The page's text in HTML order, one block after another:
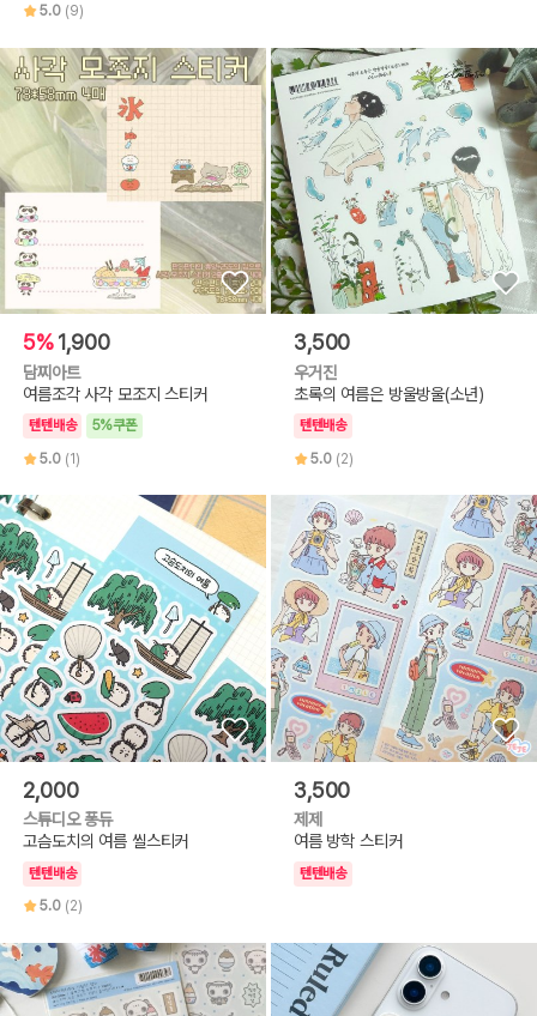
5.0 (9)
5% 1,900
담찌아트
여름조각 사각 모조지 스티커
텐텐배송
5%쿠폰
5.0 (1)
3,500
우거진
초록의 여름은 방울방울(소년)
텐텐배송
5.0 (2)
2,000
스튜디오 퐁듀
고슴도치의 여름 씰스티커
텐텐배송
5.0 (2)
3,500
제제
여름 방학 스티커
텐텐배송